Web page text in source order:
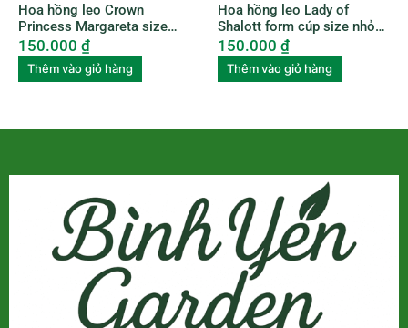
Hoa hồng leo Crown
Princess Margareta size
nhỏ ROSE010
150.000 ₫
Thêm vào giỏ hàng
Hoa hồng leo Lady of
Shalott form cúp size nhỏ
ROSE009
150.000 ₫
Thêm vào giỏ hàng